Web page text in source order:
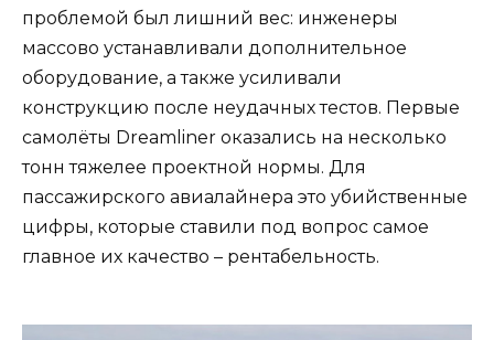
проблемой был лишний вес: инженеры
массово устанавливали дополнительное
оборудование, а также усиливали
конструкцию после неудачных тестов. Первые
самолёты Dreamliner оказались на несколько
тонн тяжелее проектной нормы. Для
пассажирского авиалайнера это убийственные
цифры, которые ставили под вопрос самое
главное их качество – рентабельность.